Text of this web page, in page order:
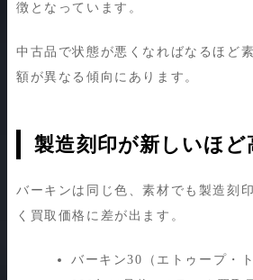
徴となっています。
中古品で状態が悪くなればなるほど
額が異なる傾向にあります。
製造刻印が新しいほど
バーキンは同じ色、素材でも製造刻
く買取価格に差が出ます。
バーキン30（エトゥープ・